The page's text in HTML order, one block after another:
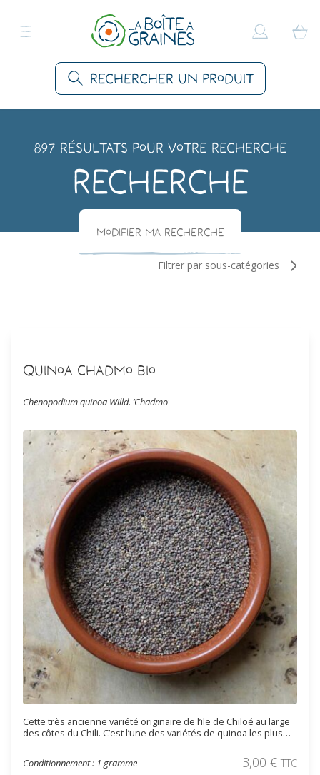
Rechercher un produit
897 résultats pour votre recherche
Recherche
Modifier ma recherche
Filtrer par sous-catégories
Quinoa Chadmo Bio
Chenopodium quinoa Willd. ‘Chadmo’
Cette très ancienne variété originaire de l’ile de Chiloé au large
des côtes du Chili. C’est l’une des variétés de quinoa les plus
résistante à la germination pré-récolte. Les graines de quinoa
se consomment comme céréale. Les graines doivent être
Conditionnement : 1 gramme 3,00 € TTC